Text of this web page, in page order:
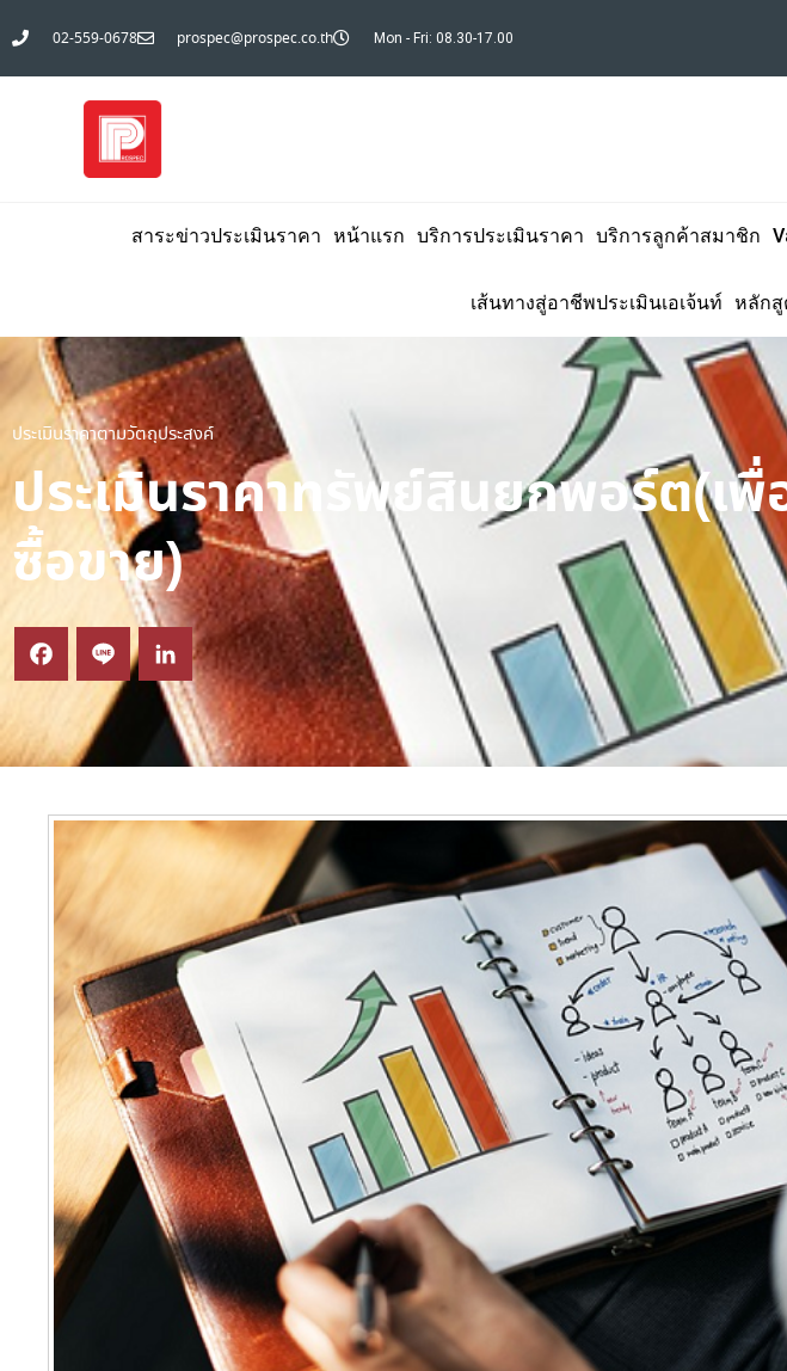
02-559-0678 prospec@prospec.co.th Mon - Fri: 08.30-17.00
สาระข่าวประเมินราคา หน้าแรก บริการประเมินราคา บริการลูกค้าสมาชิก
เส้นทางสู่อาชีพประเมินเอเจ้นท์ หลักสู
ประเมินราคาตามวัตถุประสงค์
ประเมินราคาทรัพย์สินยกพอร์ต(เพื่
ซื้อขาย)